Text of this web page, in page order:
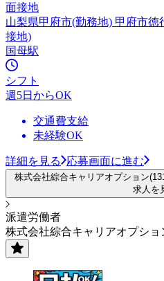
面接地
山梨県甲府市(勤務地) 甲府市
接地)
国母駅
シフト
週5日からOK
交通費支給
未経験OK
詳細を見る 応募画面に進む
株式会社綜合キャリアオプション
求人を
派遣労働者
株式会社綜合キャリアオプショ